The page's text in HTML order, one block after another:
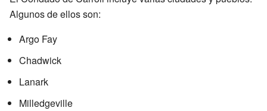
Algunos de ellos son:
Argo Fay
Chadwick
Lanark
Milledgeville